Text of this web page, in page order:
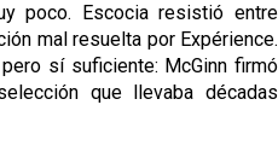
poco. Escocia resistió entre
mal resuelta por Expérience.
sí suficiente: McGinn firmó
que llevaba décadas